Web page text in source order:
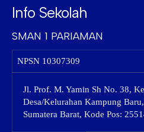
Info Sekolah
SMAN 1 PARIAMAN
NPSN 10307309
Jl. Prof. M. Yamin Sh No. 38,
Desa/Kelurahan Kampung
Sumatera Barat, Kode Pos: